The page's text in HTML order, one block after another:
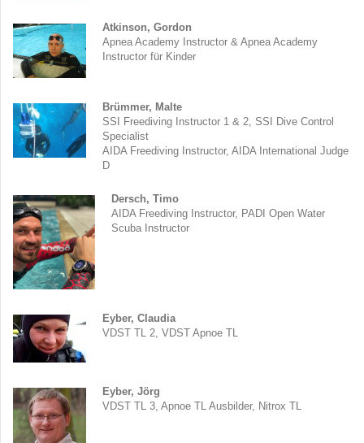
Atkinson, Gordon
Apnea Academy Instructor & Apnea Academy
Instructor für Kinder
Brümmer, Malte
SSI Freediving Instructor 1 & 2, SSI Dive Control
Specialist
AIDA Freediving Instructor, AIDA International Judge
D
Dersch, Timo
AIDA Freediving Instructor, PADI Open Water
Scuba Instructor
Eyber, Claudia
VDST TL 2, VDST Apnoe TL
Eyber, Jörg
VDST TL 3, Apnoe TL Ausbilder, Nitrox TL